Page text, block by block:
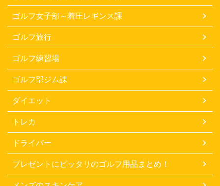
ゴルフ女子部～着圧レギンス課
ゴルフ旅行
ゴルフ練習場
ゴルフ部ジム課
ダイエット
トレカ
ドライバー
プレゼントにピッタリのゴルフ用品まとめ！